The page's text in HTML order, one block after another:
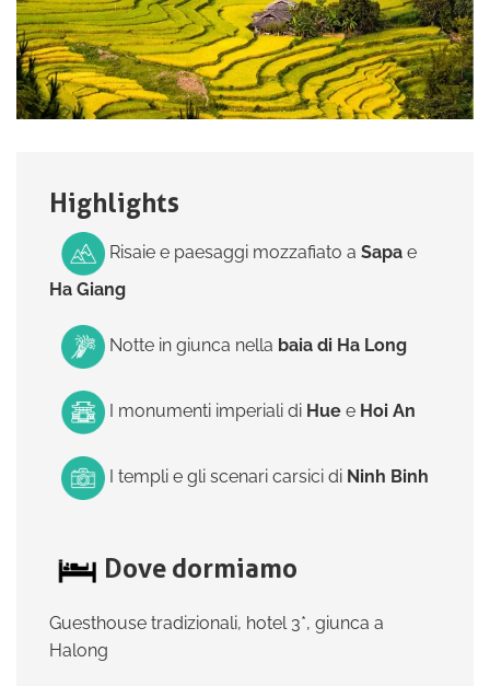
Highlights
Risaie e paesaggi mozzafiato a Sapa e
Ha Giang
Notte in giunca nella baia di Ha Long
I monumenti imperiali di Hue e Hoi An
I templi e gli scenari carsici di Ninh Binh
Dove dormiamo
Guesthouse tradizionali, hotel 3*, giunca a
Halong